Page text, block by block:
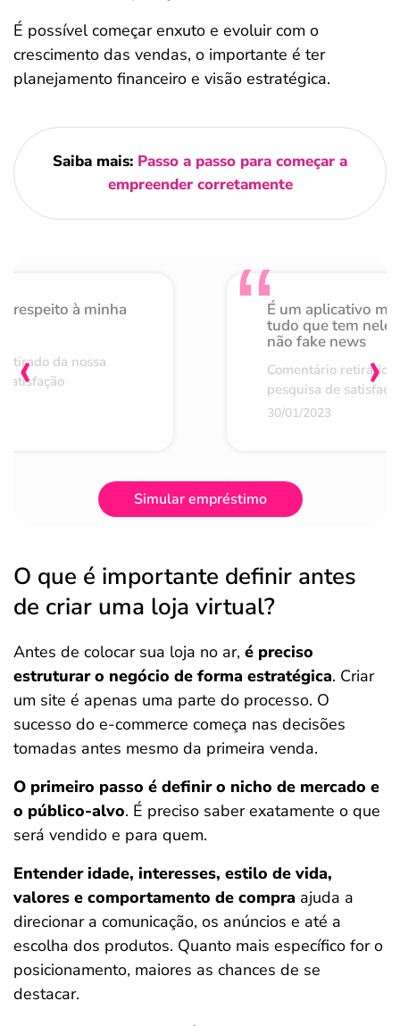
É possível começar enxuto e evoluir com o
crescimento das vendas, o importante é ter
planejamento financeiro e visão estratégica.
Saiba mais: Passo a passo para começar a
empreender corretamente
respeito à minha
da nossa
É um aplicativo
tudo que tem nele
não fake news
Comentário retirado
pesquisa de
30/01/2023
‹ ›
Simular empréstimo
O que é importante definir antes
de criar uma loja virtual?
Antes de colocar sua loja no ar, é preciso
estruturar o negócio de forma estratégica. Criar
um site é apenas uma parte do processo. O
sucesso do e-commerce começa nas decisões
tomadas antes mesmo da primeira venda.
O primeiro passo é definir o nicho de mercado e
o público-alvo. É preciso saber exatamente o que
será vendido e para quem.
Entender idade, interesses, estilo de vida,
valores e comportamento de compra ajuda a
direcionar a comunicação, os anúncios e até a
escolha dos produtos. Quanto mais específico for o
posicionamento, maiores as chances de se
destacar.